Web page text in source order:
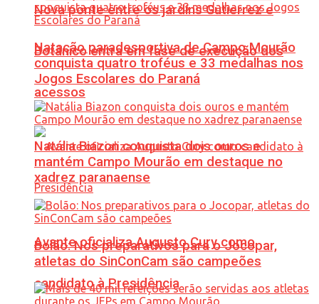
Nova ponte entre os jardins Gutierrez e
Botânico entra em fase de execução dos
acessos
Avante oficializa Augusto Cury como
candidato à Presidência
Natação paradesportiva de Campo Mourão
conquista quatro troféus e 33 medalhas nos
Jogos Escolares do Paraná
Natália Biazon conquista dois ouros e
mantém Campo Mourão em destaque no
xadrez paranaense
Bolão: Nos preparativos para o Jocopar,
atletas do SinConCam são campeões